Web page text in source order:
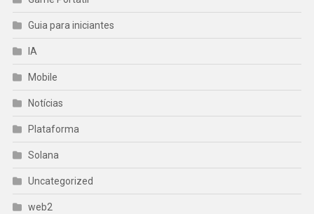
Guia para iniciantes
IA
Mobile
Notícias
Plataforma
Solana
Uncategorized
web2